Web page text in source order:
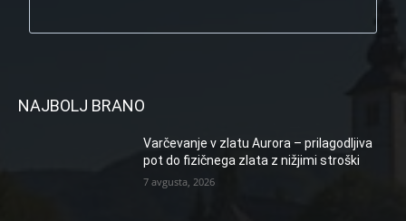
NAJBOLJ BRANO
Varčevanje v zlatu Aurora – prilagodljiva
pot do fizičnega zlata z nižjimi stroški
7 avgusta, 2026